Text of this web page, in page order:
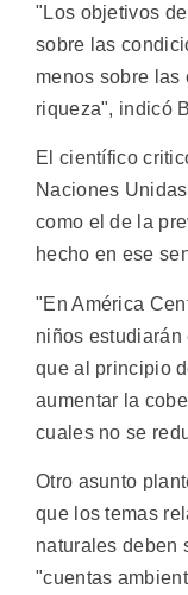
"Los objetivos
sobre las
menos sobre
riqueza", indicó
El científico
Naciones
como el de la
hecho en ese
"En América
niños
que al principio
aumentar la
cuales no se
Otro asunto
que los temas
naturales deben
"cuentas